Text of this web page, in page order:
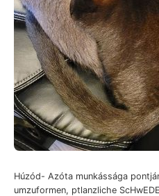
Húzód- Azóta munkássága
umzuformen, ptlanzliche